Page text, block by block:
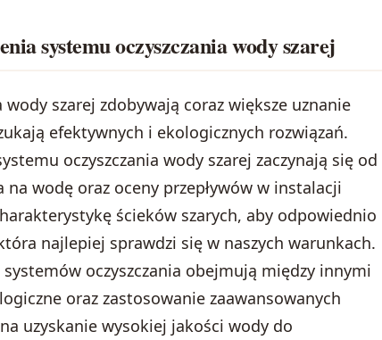
systemu oczyszczania wody szarej
szarej zdobywają coraz większe uznanie
efektywnych i ekologicznych rozwiązań.
oczyszczania wody szarej zaczynają się od
wodę oraz oceny przepływów w instalacji
ścieków szarych, aby odpowiednio
najlepiej sprawdzi się w naszych warunkach.
oczyszczania obejmują między innymi
oraz zastosowanie zaawansowanych
uzyskanie wysokiej jakości wody do